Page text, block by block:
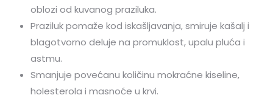
oblozi od kuvanog praziluka.
Praziluk pomaže kod iskašljavanja, smiruje kašalj i
blagotvorno deluje na promuklost, upalu pluća i
astmu.
Smanjuje povećanu količinu mokraćne kiseline,
holesterola i masnoće u krvi.